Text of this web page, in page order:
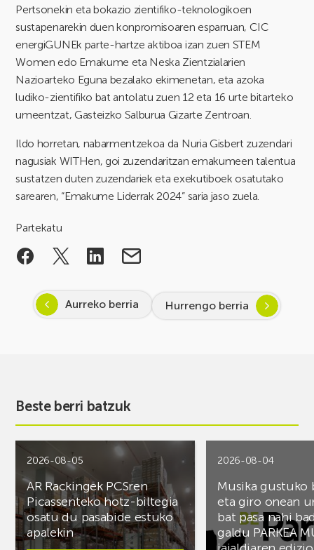
Pertsonekin eta bokazio zientifiko-teknologikoen
sustapenarekin duen konpromisoaren esparruan, CIC
energiGUNEk parte-hartze aktiboa izan zuen STEM
Women edo Emakume eta Neska Zientzialarien
Nazioarteko Eguna bezalako ekimenetan, eta azoka
ludiko-zientifiko bat antolatu zuen 12 eta 16 urte bitarteko
umeentzat, Gasteizko Salburua Gizarte Zentroan.
Ildo horretan, nabarmentzekoa da Nuria Gisbert zuzendari
nagusiak WITHen, goi zuzendaritzan emakumeen talentua
sustatzen duten zuzendariek eta exekutiboek osatutako
sarearen, “Emakume Liderrak 2024” saria jaso zuela.
Partekatu
Aurreko berria Hurrengo berria
Beste berri batzuk
2026-08-05
AR Rackingek PCSren
Picassenteko hotz-biltegia
osatu du pasabide estuko
apalekin
2026-08-04
Musika gustuko
eta giro onean
bat pasa nahi
galdu PARKEA